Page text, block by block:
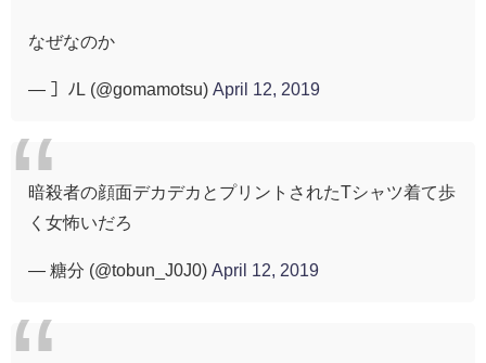
なぜなのか
— ］ﾉL (@gomamotsu) April 12, 2019
暗殺者の顔面デカデカとプリントされたTシャツ着て歩
く女怖いだろ
— 糖分 (@tobun_J0J0) April 12, 2019